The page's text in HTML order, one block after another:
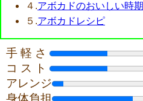
４.アボカドのおいしい時期
５.アボカドレシピ
手 軽 さ
コ ス ト
アレンジ
身体負担